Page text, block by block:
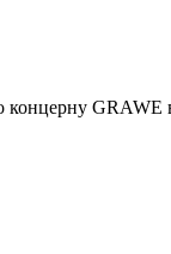
концерну